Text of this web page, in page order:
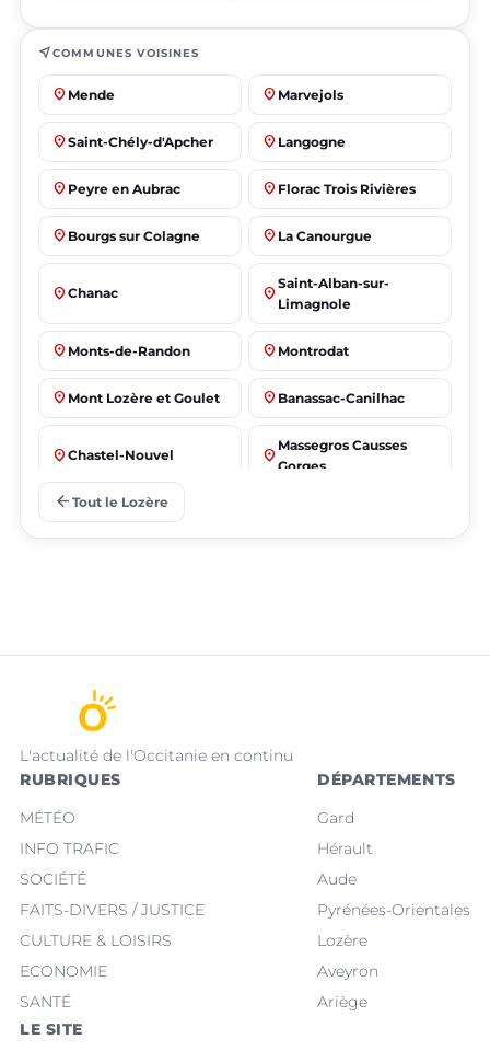
near_meCOMMUNES VOISINES
place Mende place Marvejols
place Saint-Chély-d'Apcher place Langogne
place Peyre en Aubrac place Florac Trois Rivières
place Bourgs sur Colagne place La Canourgue
place Chanac place
Saint-Alban-sur-
Limagnole
place Monts-de-Randon place Montrodat
place Mont Lozère et Goulet place Banassac-Canilhac
place Chastel-Nouvel place
Massegros Causses
Gorges
place Badaroux
arrow_back Tout le Lozère
L'actualité de l'Occitanie en continu
RUBRIQUES
MÉTÉO
INFO TRAFIC
SOCIÉTÉ
FAITS-DIVERS / JUSTICE
CULTURE & LOISIRS
ECONOMIE
SANTÉ
DÉPARTEMENTS
Gard
Hérault
Aude
Pyrénées-Orientales
Lozère
Aveyron
Ariège
LE SITE